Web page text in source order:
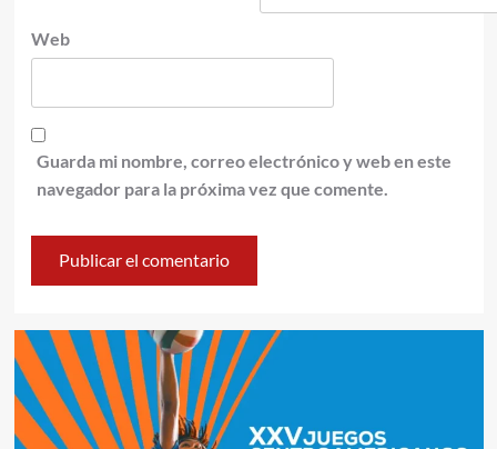
Web
Guarda mi nombre, correo electrónico y web en este
navegador para la próxima vez que comente.